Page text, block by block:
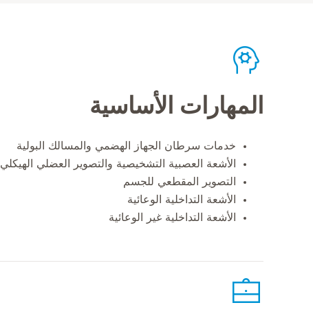
المهارات الأساسية
خدمات سرطان الجهاز الهضمي والمسالك البولية
الأشعة العصبية التشخيصية والتصوير العضلي الهيكلي
التصوير المقطعي للجسم
الأشعة التداخلية الوعائية
الأشعة التداخلية غير الوعائية